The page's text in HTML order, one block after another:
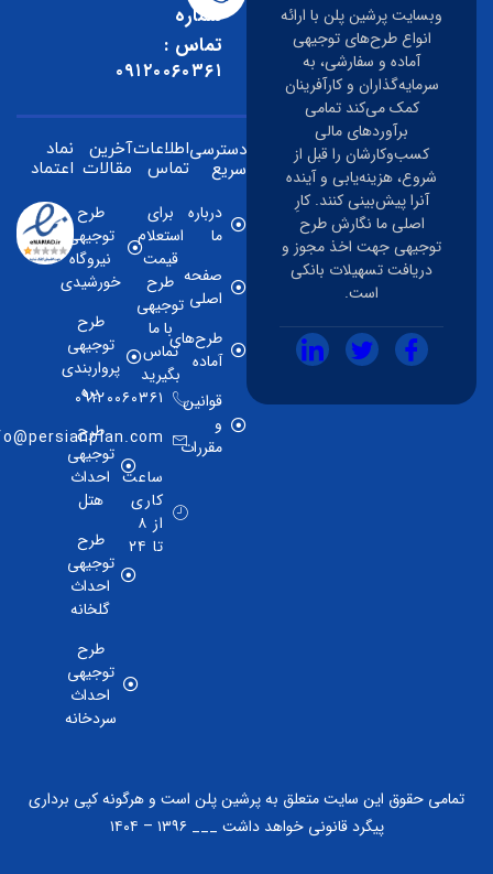
وبسایت پرشین پلن با ارائه
انواع طرح‌های توجیهی
آماده و سفارشی، به
سرمایه‌گذاران و کارآفرینان
کمک می‌کند تمامی
برآوردهای مالی
کسب‌وکارشان را قبل از
شروع، هزینه‌یابی و آینده
آنرا پیش‌بینی کنند. کارِ
اصلی ما نگارش طرح
توجیهی جهت اخذ مجوز و
دریافت تسهیلات بانکی
است.
شماره
تماس :
۰۹۱۲۰۰۶۰۳۶۱
دسترسی
سریع
درباره
ما
صفحه
اصلی
طرح‌های
آماده
قوانین
و
مقررات
اطلاعات
تماس
برای
استعلام
قیمت
طرح
توجیهی
با ما
تماس
بگیرید
۰۹۱۲۰۰۶۰۳۶۱
info@persianplan.com
ساعت
کاری
از ۸
آخرین
مقالات
طرح
توجیهی
نیروگاه
خورشیدی
طرح
توجیهی
پرواربندی
بره
طرح
توجیهی
احداث
هتل
طرح
توجیهی
احداث
گلخانه
طرح
توجیهی
احداث
سردخانه
نماد
اعتماد
تمامی حقوق این سایت متعلق به پرشین پلن است و هرگونه کپی برداری
پیگرد قانونی خواهد داشت ___ ۱۳۹۶ – ۱۴۰۴